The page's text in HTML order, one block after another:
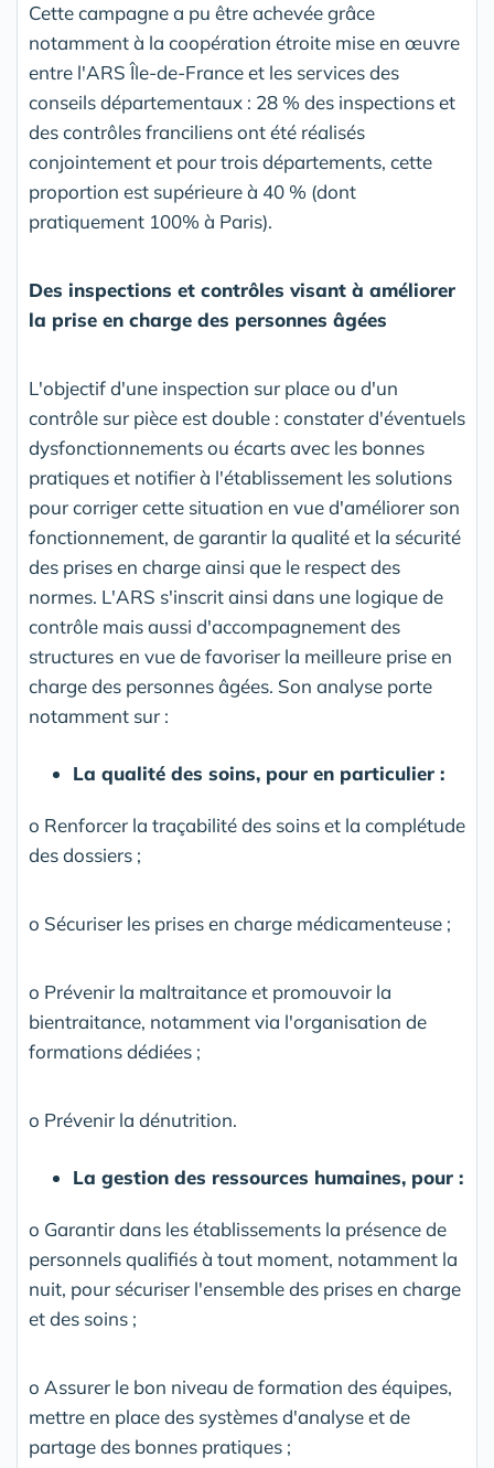
Cette campagne a pu être achevée grâce
notamment à la coopération étroite mise en œuvre
entre l'ARS Île-de-France et les services des
conseils départementaux : 28 % des inspections et
des contrôles franciliens ont été réalisés
conjointement et pour trois départements, cette
proportion est supérieure à 40 % (dont
pratiquement 100% à Paris).
Des inspections et contrôles visant à améliorer
la prise en charge des personnes âgées
L'objectif d'une inspection sur place ou d'un
contrôle sur pièce est double : constater d'éventuels
dysfonctionnements ou écarts avec les bonnes
pratiques et notifier à l'établissement les solutions
pour corriger cette situation en vue d'améliorer son
fonctionnement, de garantir la qualité et la sécurité
des prises en charge ainsi que le respect des
normes. L'ARS s'inscrit ainsi dans une logique de
contrôle mais aussi d'accompagnement des
structures en vue de favoriser la meilleure prise en
charge des personnes âgées. Son analyse porte
notamment sur :
La qualité des soins, pour en particulier :
o Renforcer la traçabilité des soins et la complétude
des dossiers ;
o Sécuriser les prises en charge médicamenteuse ;
o Prévenir la maltraitance et promouvoir la
bientraitance, notamment via l'organisation de
formations dédiées ;
o Prévenir la dénutrition.
La gestion des ressources humaines, pour :
o Garantir dans les établissements la présence de
personnels qualifiés à tout moment, notamment la
nuit, pour sécuriser l'ensemble des prises en charge
et des soins ;
o Assurer le bon niveau de formation des équipes,
mettre en place des systèmes d'analyse et de
partage des bonnes pratiques ;